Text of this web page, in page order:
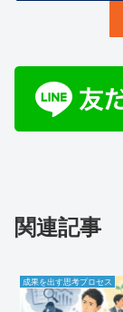
関連記事
成果を出す思考プロセス